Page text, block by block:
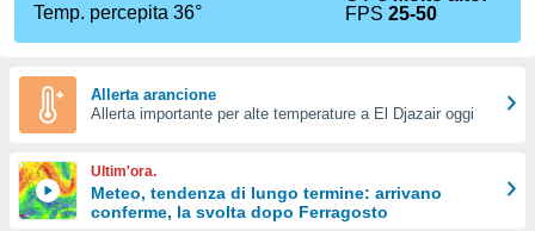
di
Web
le
Temp. percepita 36°
FPS25-50
Allerta arancione
Allerta importante per alte temperature a El Djazair oggi
Ultim'ora.
Meteo, tendenza di lungo termine: arrivano
conferme, la svolta dopo Ferragosto